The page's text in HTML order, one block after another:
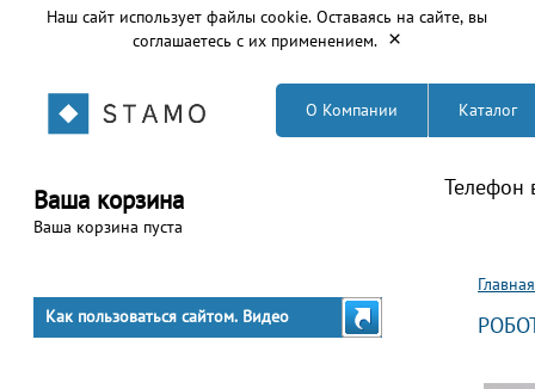
Наш сайт использует файлы cookie. Оставаясь на сайте, вы
соглашаетесь с их применением. ×
О Компании Каталог
Телефон
Ваша корзина
Ваша корзина пуста
Как пользоваться сайтом. Видео
Вы
Главная